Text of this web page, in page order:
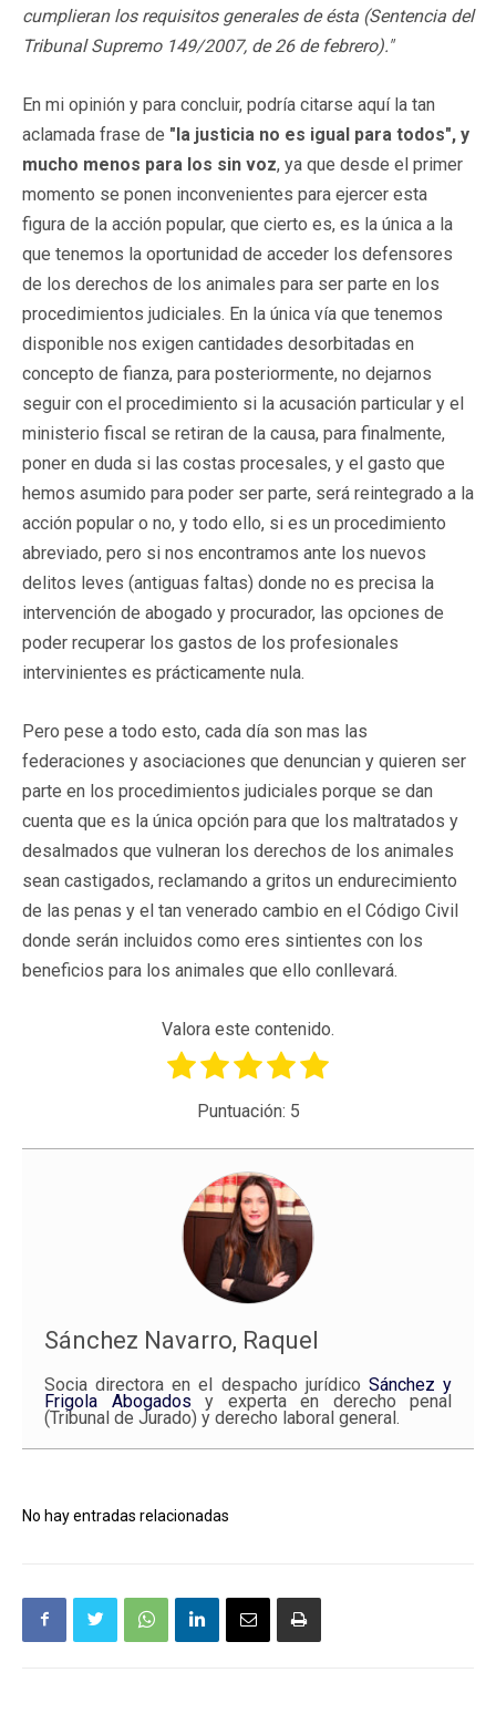
cumplieran los requisitos generales de ésta (Sentencia del
Tribunal Supremo 149/2007, de 26 de febrero)."
En mi opinión y para concluir, podría citarse aquí la tan
aclamada frase de "la justicia no es igual para todos", y
mucho menos para los sin voz, ya que desde el primer
momento se ponen inconvenientes para ejercer esta
figura de la acción popular, que cierto es, es la única a la
que tenemos la oportunidad de acceder los defensores
de los derechos de los animales para ser parte en los
procedimientos judiciales. En la única vía que tenemos
disponible nos exigen cantidades desorbitadas en
concepto de fianza, para posteriormente, no dejarnos
seguir con el procedimiento si la acusación particular y el
ministerio fiscal se retiran de la causa, para finalmente,
poner en duda si las costas procesales, y el gasto que
hemos asumido para poder ser parte, será reintegrado a la
acción popular o no, y todo ello, si es un procedimiento
abreviado, pero si nos encontramos ante los nuevos
delitos leves (antiguas faltas) donde no es precisa la
intervención de abogado y procurador, las opciones de
poder recuperar los gastos de los profesionales
intervinientes es prácticamente nula.
Pero pese a todo esto, cada día son mas las
federaciones y asociaciones que denuncian y quieren ser
parte en los procedimientos judiciales porque se dan
cuenta que es la única opción para que los maltratados y
desalmados que vulneran los derechos de los animales
sean castigados, reclamando a gritos un endurecimiento
de las penas y el tan venerado cambio en el Código Civil
donde serán incluidos como eres sintientes con los
beneficios para los animales que ello conllevará.
Valora este contenido.
Puntuación: 5
Sánchez Navarro, Raquel
Socia directora en el despacho jurídico Sánchez y
Frigola Abogados y experta en derecho penal
(Tribunal de Jurado) y derecho laboral general.
No hay entradas relacionadas